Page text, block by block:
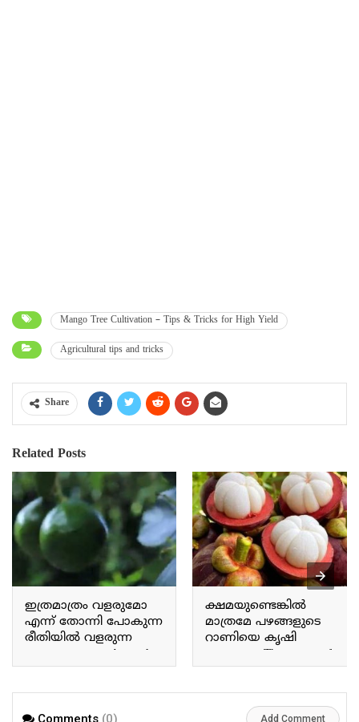
Mango Tree Cultivation – Tips & Tricks for High Yield
Agricultural tips and tricks
Share
Related Posts
ഇത്രമാത്രം വളരുമോ
എന്ന് തോന്നി പോകുന്ന
രീതിയിൽ വളരുന്ന
അവക്കാഡോ Avocado
grows in a way that makes
ക്ഷമയുണ്ടെങ്കിൽ
മാത്രമേ പഴങ്ങളുടെ
റാണിയെ കൃഷി
ചെയ്യാവൂ The queen of
fruits can only be
Comments (0) Add Comment